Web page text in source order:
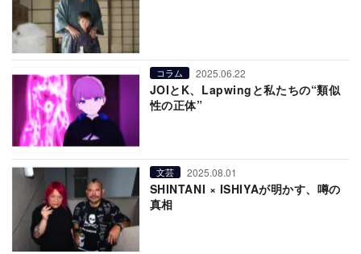
コラム 2025.06.22
JOIとK、Lapwingと私たちの“類似
性の正体”
文芸 2025.08.01
SHINTANI × ISHIYAが明かす、噂の
真相